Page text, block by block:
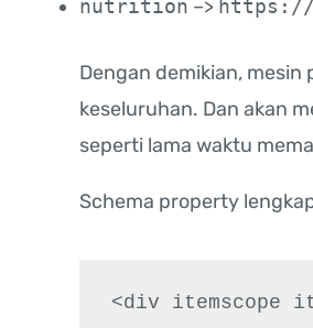
nutrition –> https://
Dengan demikian,
keseluruhan. Dan akan
seperti lama waktu
Schema property
<div itemscope